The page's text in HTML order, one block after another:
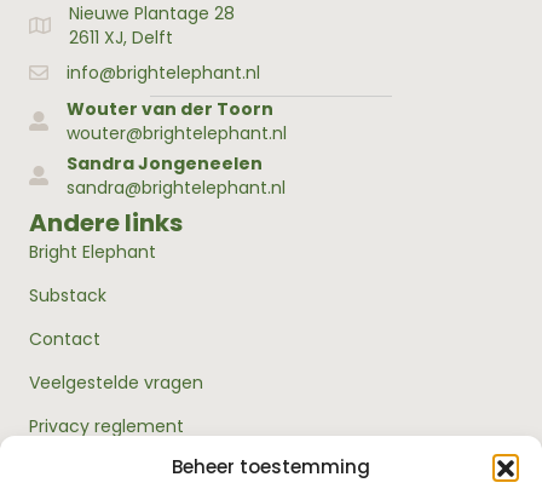
Beheer toestemming
Adres Bright Elephant
Nieuwe Plantage 28
2611 XJ, Delft
info@brightelephant.nl
Wouter van der Toorn
wouter@brightelephant.nl
Sandra Jongeneelen
sandra@brightelephant.nl
Andere links
Bright Elephant
Substack
Contact
Veelgestelde vragen
Privacy reglement
Algemene voorwaarden